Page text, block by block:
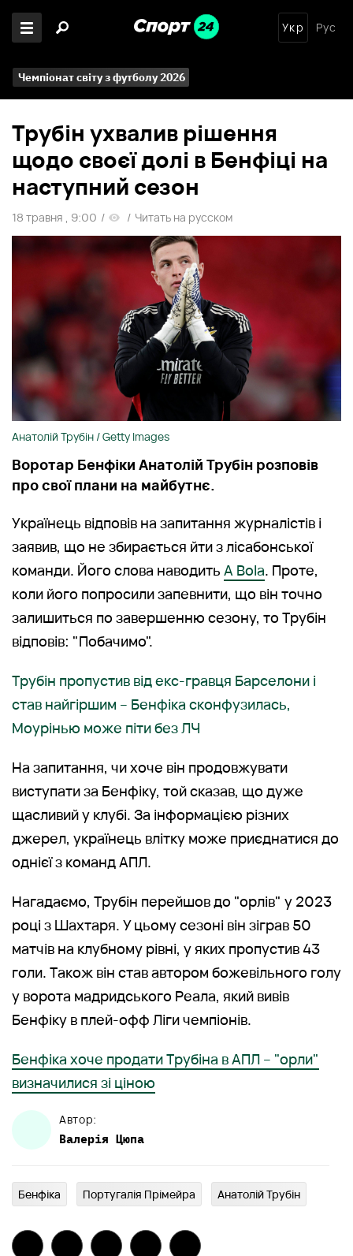
Укр Рус
Чемпіонат світу з футболу 2026
Трубін ухвалив рішення
щодо своєї долі в Бенфіці на
наступний сезон
18 травня , 9:00 / / Читать на русском
Анатолій Трубін / Getty Images
Воротар Бенфіки Анатолій Трубін розповів
про свої плани на майбутнє.
Українець відповів на запитання журналістів і
заявив, що не збирається йти з лісабонської
команди. Його слова наводить A Bola. Проте,
коли його попросили запевнити, що він точно
залишиться по завершенню сезону, то Трубін
відповів: "Побачимо".
Трубін пропустив від екс-гравця Барселони і
став найгіршим – Бенфіка сконфузилась,
Моурінью може піти без ЛЧ
На запитання, чи хоче він продовжувати
виступати за Бенфіку, той сказав, що дуже
щасливий у клубі. За інформацією різних
джерел, українець влітку може приєднатися до
однієї з команд АПЛ.
Нагадаємо, Трубін перейшов до "орлів" у 2023
році з Шахтаря. У цьому сезоні він зіграв 50
матчів на клубному рівні, у яких пропустив 43
голи. Також він став автором божевільного голу
у ворота мадридського Реала, який вивів
Бенфіку в плей-офф Ліги чемпіонів.
Бенфіка хоче продати Трубіна в АПЛ – "орли"
визначилися зі ціною
Автор:
Валерія Цюпа
Бенфіка Португалія Прімейра Анатолій Трубін